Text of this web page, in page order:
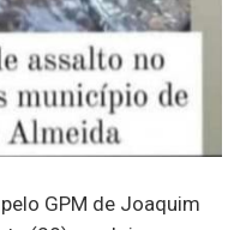
GPM de Joaquim